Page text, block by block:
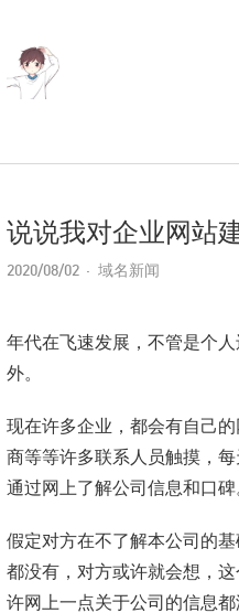
说说我对企业网站
2020/08/02 域名新闻
年代在飞速发展，不管是个
外。
现在许多企业，都会有自己
商等等许多联系人员触摸，
通过网上了解公司信息和口碑
假定对方在不了解本公司的
都没有，对方或许就会想，
许网上一点关于公司的信息都